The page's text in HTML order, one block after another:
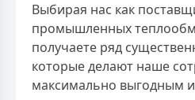
Выбирая нас как
промышленных
получаете ряд
которые делают наше
максимально выгодным